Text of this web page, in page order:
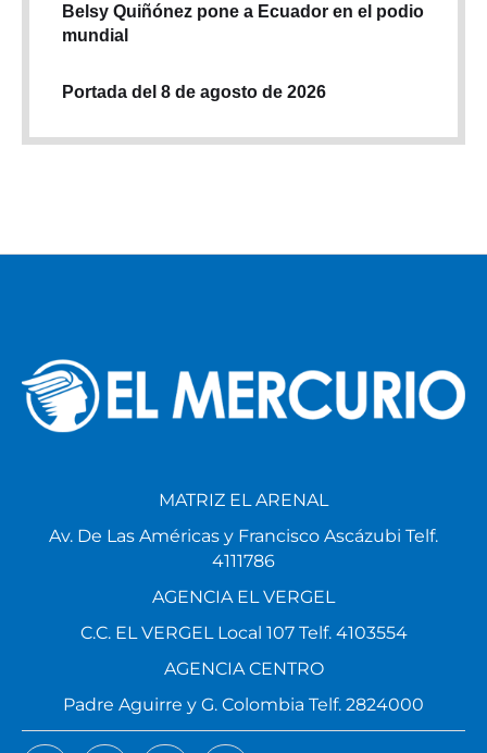
Belsy Quiñónez pone a Ecuador en el podio
mundial
Portada del 8 de agosto de 2026
MATRIZ EL ARENAL
Av. De Las Américas y Francisco Ascázubi Telf.
4111786
AGENCIA EL VERGEL
C.C. EL VERGEL Local 107 Telf. 4103554
AGENCIA CENTRO
Padre Aguirre y G. Colombia Telf. 2824000